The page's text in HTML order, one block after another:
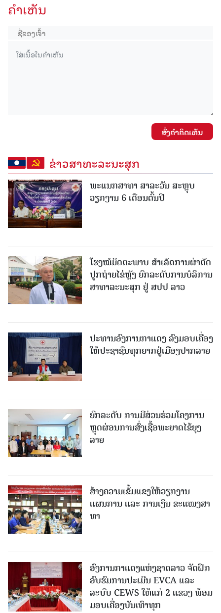
ຄໍາເຫັນ
ສົ່ງຄໍາຄິດເຫັນ
ຂ່າວສາທະລະນະສຸກ
ພະແນກສາທາ ສາລະວັນ ສະຫຼຸບ
ວຽກງານ 6 ເດືອນຕົ້ນປີ
ໂຮງໝໍມິດຕະພາບ ສໍາເລັດການຜ່າຕັດ
ປູກຖ່າຍໄຂ່ຫຼັງ ຍົກລະດັບການບໍລິການ
ສາທາລະນະສຸກ ຢູ່ ສປປ ລາວ
ປະທານອົງການກາແດງ ລົງມອບເຄື່ອງ
ໃຫ້ປະຊາຊົນທຸກຍາກຢູ່ເມືອງປາກລາຍ
ຍົກລະດັບ ການມີສ່ວນຮ່ວມໂຄງການ
ຫຼຸດຜ່ອນການສົ່ງເຊື້ອພະຍາດໄຂ້ຍຸງ
ລາຍ
ສ້າງຄວາມເຂັ້ມແຂງໃຫ້ວຽກງານ
ແຜນການ ແລະ ການເງິນ ຂະແໜງສາ
ທາ
ອົງການກາແດງແຫ່ງຊາດລາວ ຈັດຝຶກ
ອົບຮົມການປະເມີນ EVCA ແລະ
ລະບົບ CEWS ໃຫ້ແກ່ 2 ແຂວງ ພ້ອມ
ມອບເຄື່ອງບັນເທົາທຸກ